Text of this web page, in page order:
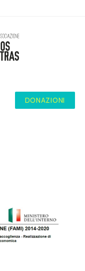
DONAZIONI